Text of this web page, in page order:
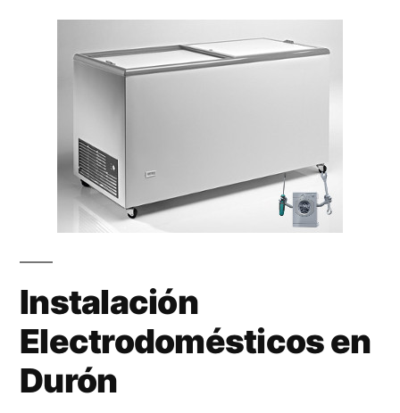
Instalación
Electrodomésticos en
Durón